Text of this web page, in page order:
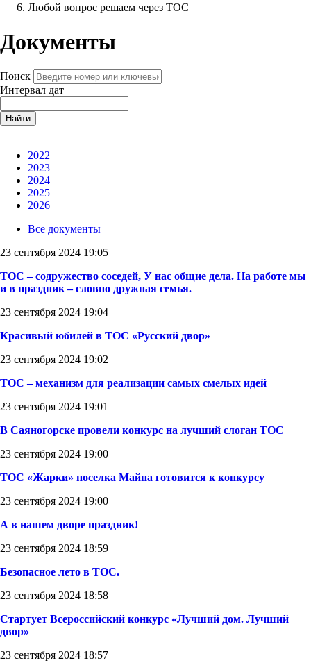
Любой вопрос решаем через ТОС
Документы
Поиск
Интервал дат
Найти
2022
2023
2024
2025
2026
Все документы
23 сентября 2024 19:05
ТОС – содружество соседей, У нас общие дела. На работе мы
и в праздник – словно дружная семья.
23 сентября 2024 19:04
Красивый юбилей в ТОС «Русский двор»
23 сентября 2024 19:02
ТОС – механизм для реализации самых смелых идей
23 сентября 2024 19:01
В Саяногорске провели конкурс на лучший слоган ТОС
23 сентября 2024 19:00
ТОС «Жарки» поселка Майна готовится к конкурсу
23 сентября 2024 19:00
А в нашем дворе праздник!
23 сентября 2024 18:59
Безопасное лето в ТОС.
23 сентября 2024 18:58
Стартует Всероссийский конкурс «Лучший дом. Лучший
двор»
23 сентября 2024 18:57